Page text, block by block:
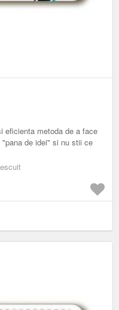
eficienta metoda de a face
de idei" si nu stii ce